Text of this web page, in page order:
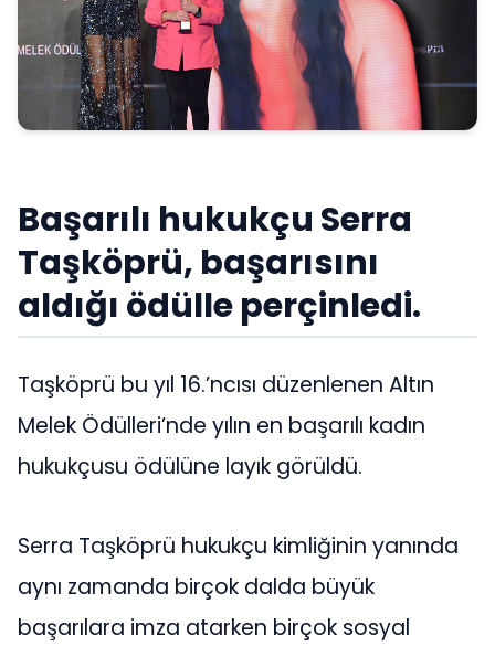
Başarılı hukukçu Serra
Taşköprü, başarısını
aldığı ödülle perçinledi.
Taşköprü bu yıl 16.’ncısı düzenlenen Altın
Melek Ödülleri’nde yılın en başarılı kadın
hukukçusu ödülüne layık görüldü.
Serra Taşköprü hukukçu kimliğinin yanında
aynı zamanda birçok dalda büyük
başarılara imza atarken birçok sosyal